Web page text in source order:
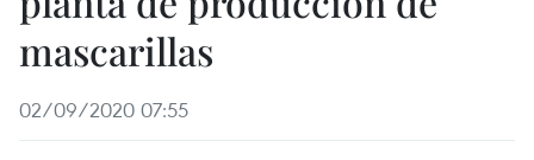
mascarillas
02/09/2020 07:55